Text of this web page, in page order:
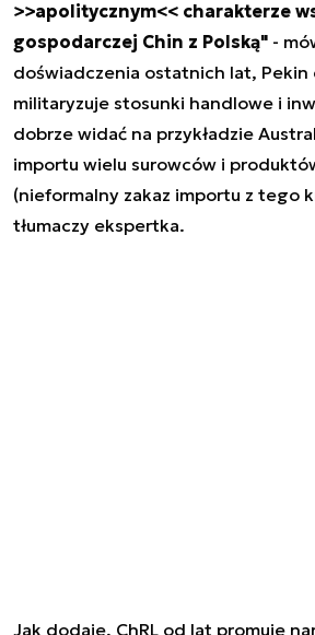
>>apolitycznym<< charakterze
gospodarczej Chin z Polską" -
doświadczenia ostatnich lat, Pekin
militaryzuje stosunki handlowe i
dobrze widać na przykładzie
importu wielu surowców i
(nieformalny zakaz importu z tego
tłumaczy ekspertka.
Jak dodaje, ChRL od lat promuje